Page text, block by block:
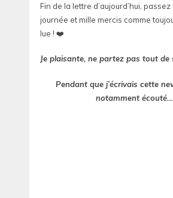
Fin de la lettre d’aujourd’hui,
journée et mille mercis comme
lue ! ❤️
Je plaisante, ne partez pas tout de
Pendant que j’écrivais cette
notamment écouté…